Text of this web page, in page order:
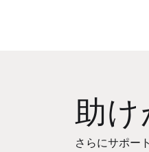
助
さらにサポー